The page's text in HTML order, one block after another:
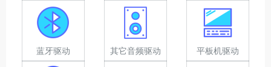
蓝牙驱动 其它音频驱动 平板机驱动